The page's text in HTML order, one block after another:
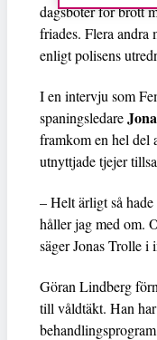
dagsböter för brott
friades. Flera andra
enligt polisens
I en intervju som
spaningsledare
framkom en hel del
utnyttjade tjejer
– Helt ärligt så
håller jag med om.
säger Jonas Trolle i
Göran Lindberg
till våldtäkt. Han